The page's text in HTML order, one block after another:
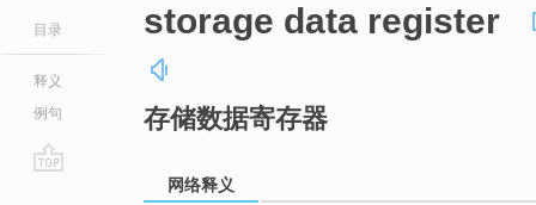
目录
释义
例句
storage data register
存储数据寄存器
网络释义